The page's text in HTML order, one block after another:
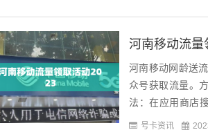
河南移动流
河南移动网龄送
众号获取流量。
法：在应用商店
量。中国移动老
号卡资讯